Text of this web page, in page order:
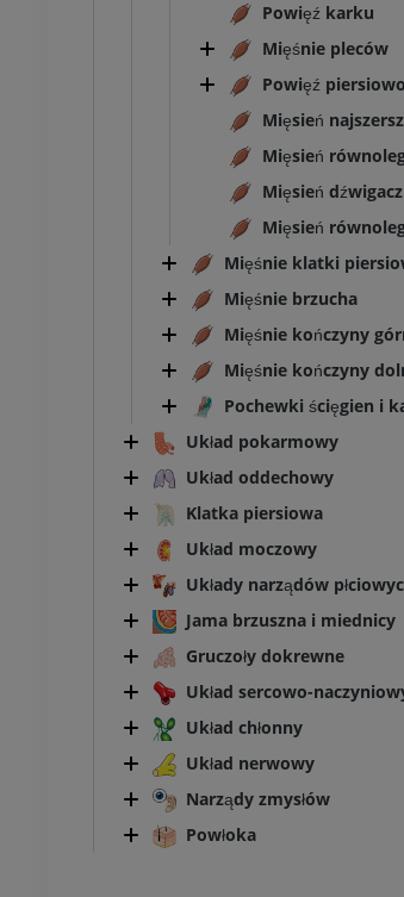
Powięź karku
Mięśnie pleców
Powięź
Mięsień
Mięsień
Mięsień
Mięsień
Mięśnie klatki
Mięśnie brzucha
Mięśnie kończyny
Mięśnie kończyny
Pochewki ścięgien i
Układ pokarmowy
Układ oddechowy
Klatka piersiowa
Układ moczowy
Układy narządów
Jama brzuszna i miednicy
Gruczoły dokrewne
Układ sercowo-
Układ chłonny
Układ nerwowy
Narządy zmysłów
Powłoka
KOSTKA-STOPA
MRI stawu
PREMIUM
RM przodostopia
RM
RM kończyny
RM